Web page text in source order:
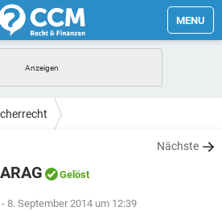
MENU
Nächste
Gelöst
- 8. September 2014 um 12:39